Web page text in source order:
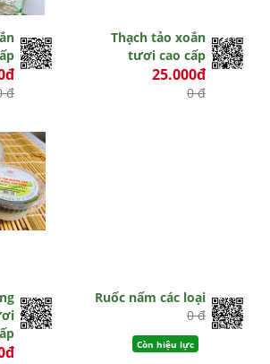
đ
Thạch tảo xoắn
tươi cao cấp
25.000đ
0 đ
Ruốc nấm các loại
0 đ
Còn hiệu lực